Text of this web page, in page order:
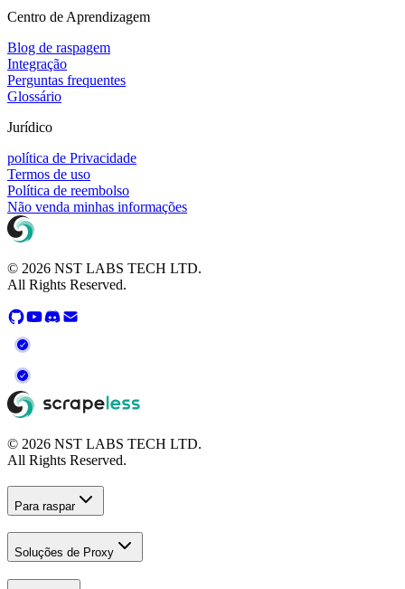
Centro de Aprendizagem
Blog de raspagem
Integração
Perguntas frequentes
Glossário
Jurídico
política de Privacidade
Termos de uso
Política de reembolso
Não venda minhas informações
© 2026 NST LABS TECH LTD.
All Rights Reserved.
© 2026 NST LABS TECH LTD.
All Rights Reserved.
Para raspar
Soluções de Proxy